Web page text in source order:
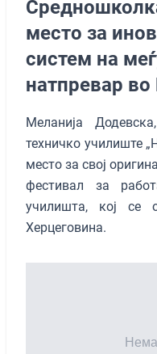
место за
систем на
натпревар во
Меланија
техничко училиште
место за свој
фестивал за
училишта, кој
Херцеговина.